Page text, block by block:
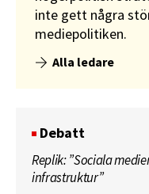
inte gett några
mediepolitiken.
Alla ledare
Debatt
Replik: ”Sociala
infrastruktur”